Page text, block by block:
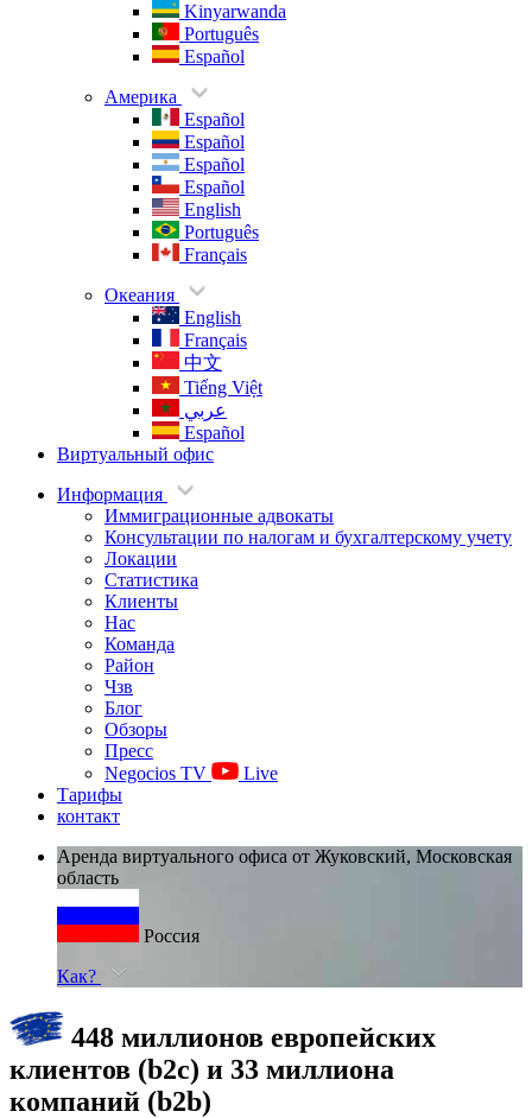
Kinyarwanda
Português
Español
Америка
Español
Español
Español
Español
English
Português
Français
Океания
English
Français
中文
Tiếng Việt
عربي
Español
Виртуальный офис
Информация
Иммиграционные адвокаты
Консультации по налогам и бухгалтерскому учету
Локации
Статистика
Клиенты
Нас
Команда
Район
Чзв
Блог
Обзоры
Пресс
Negocios TV
Live
Тарифы
контакт
Аренда виртуального офиса от Жуковский, Московская
область
Россия
Как?
448 миллионов европейских
клиентов (b2c) и 33 миллиона
компаний (b2b)